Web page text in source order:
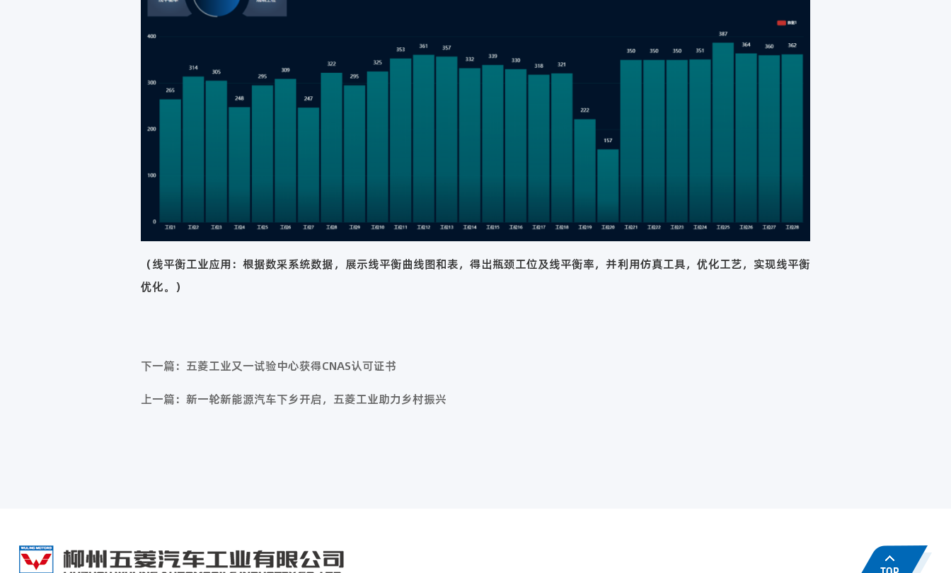
（线平衡工业应用：根据数采系统数据，展示线平衡曲线图和表，得出瓶颈工位及线平衡率，并利用仿真工具，优化工艺，实现线平衡
优化。）
下一篇：五菱工业又一试验中心获得CNAS认可证书
上一篇：新一轮新能源汽车下乡开启，五菱工业助力乡村振兴